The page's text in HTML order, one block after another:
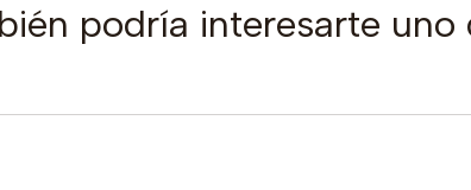
podría interesarte uno